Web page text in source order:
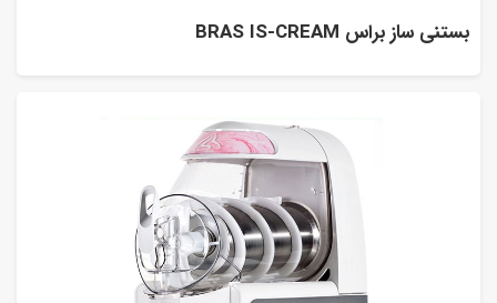
بستنی ساز براس BRAS IS-CREAM